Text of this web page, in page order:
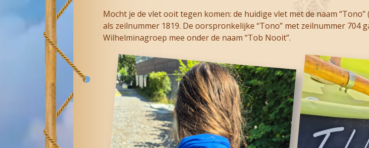
Mocht je de vlet ooit tegen komen: de huidige vlet met de naam
als zeilnummer 1819. De oorspronkelijke “Tono” met zeilnummer 704
Wilhelminagroep mee onder de naam “Tob Nooit”.